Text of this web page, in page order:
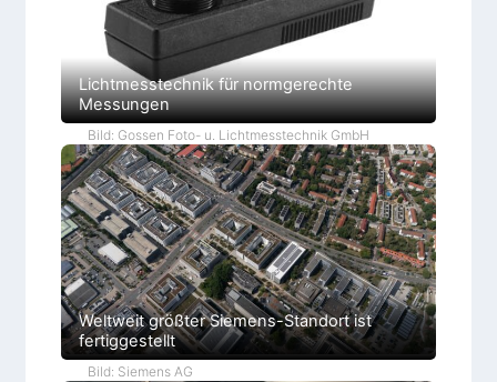
Lichtmesstechnik für normgerechte
Messungen
Bild: Gossen Foto- u. Lichtmesstechnik GmbH
Weltweit größter Siemens-Standort ist
fertiggestellt
Bild: Siemens AG